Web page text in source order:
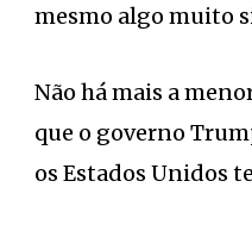
mesmo algo muito
Não há mais a
que o governo
os Estados Unidos